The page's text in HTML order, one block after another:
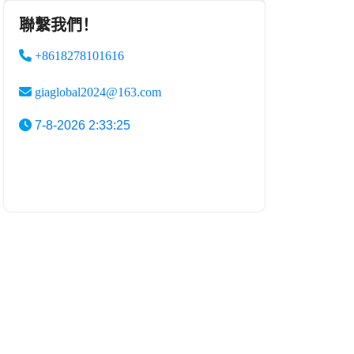
聯繫我們！
+8618278101616
giaglobal2024@163.com
7-8-2026 2:33:25